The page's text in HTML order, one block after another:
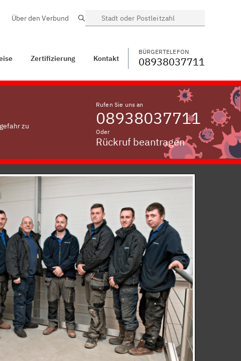
BÜRGERTELEFON WECHSELN
Über den Verbund Suche
Zertifizierung Kontakt
BÜRGERTELEFON
08938037711
zu
Rufen Sie uns an
08938037711
Oder
Rückruf beantragen